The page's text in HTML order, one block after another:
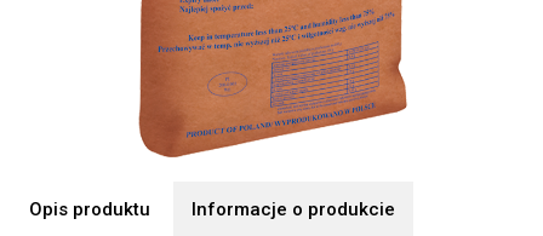
Opis produktu Informacje o produkcie